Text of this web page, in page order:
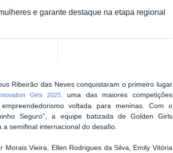
e garante destaque na etapa regional
Ribeirão das Neves conquistaram o primeiro lugar
Girls 2025,uma das maiores competições
voltada para meninas. Com o
Seguro", a equipe batizada de Golden Girls
semifinal internacional do desafio.
Morais Vieira, Ellen Rodrigues da Silva, Emily Vitória